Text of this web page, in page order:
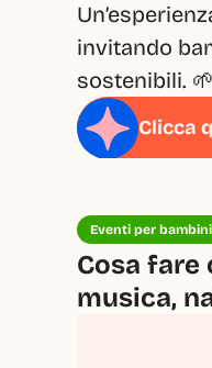
invitando
sostenibili. 🌱
Clicca
Eventi per
Cosa
musica,